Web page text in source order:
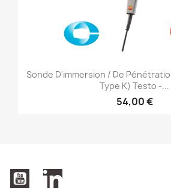
Sonde D'immersion / De
Type K) Testo -...
54,00 €
YouTubeLinkedIn